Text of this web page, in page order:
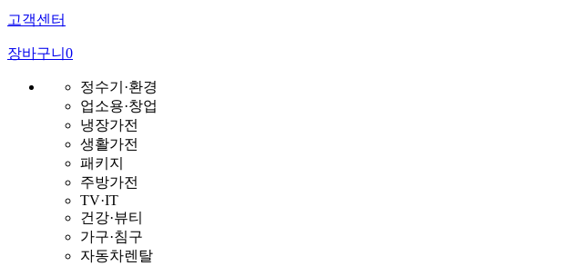
고객센터
장바구니 0
정수기·환경
업소용·창업
냉장가전
생활가전
패키지
주방가전
TV·IT
건강·뷰티
가구·침구
자동차렌탈